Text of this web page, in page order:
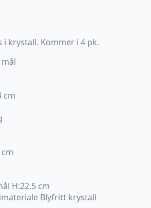
i krystall. Kommer i 4 pk.
cm
H:22,5 cm
Blyfritt krystall